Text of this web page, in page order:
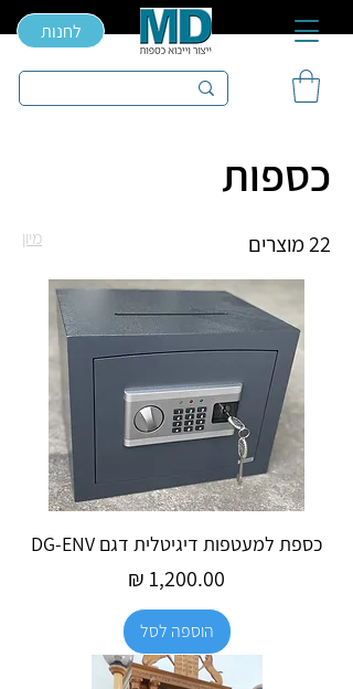
לחנות
כספות
22 מוצרים מיון
כספת למעטפות דיגיטלית דגם DG-ENV
מחיר
הוספה לסל